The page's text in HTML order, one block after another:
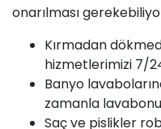
onarılması
Kırmadan
hizmetlerimizi 7/
Banyo
zamanla
Saç ve pislikler